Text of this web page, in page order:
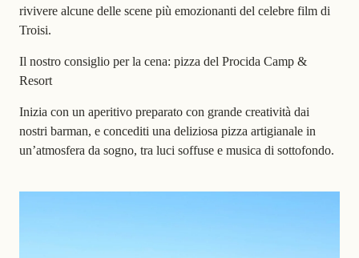
rivivere alcune delle scene più emozionanti del celebre film di
Troisi.
Il nostro consiglio per la cena: pizza del Procida Camp &
Resort
Inizia con un aperitivo preparato con grande creatività dai
nostri barman, e concediti una deliziosa pizza artigianale in
un’atmosfera da sogno, tra luci soffuse e musica di sottofondo.